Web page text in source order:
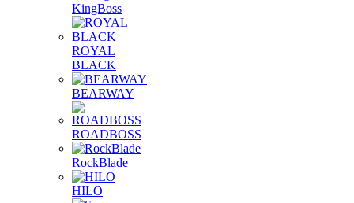
KingBoss
ROYAL
BLACK
BEARWAY
ROADBOSS
RockBlade
HILO